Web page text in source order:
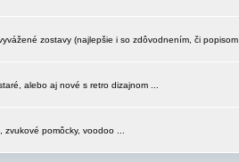
zostavy (najlepšie i so zdôvodnením, či
alebo aj nové s retro dizajnom ...
pomôcky, voodoo ...